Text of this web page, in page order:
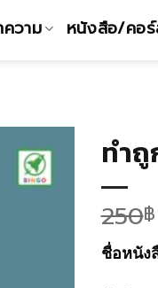
วาม หนังสือ/คอ
Add to
ทำ
250฿
ชื่อหนัง